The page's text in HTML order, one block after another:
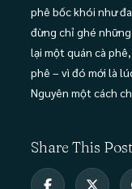
phê bốc khói như
đừng chỉ ghé
lại một quán cà
phê – vì đó mới là
Nguyên một cách
Share This